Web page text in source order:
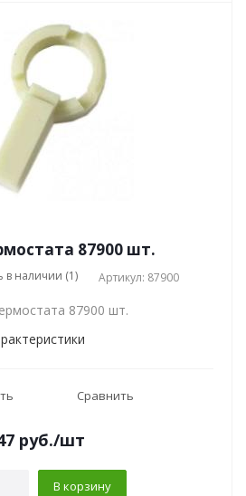
87900 шт.
в наличии (1) Артикул: 87900
87900 шт.
Сравнить
руб./шт
В корзину